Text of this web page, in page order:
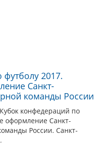
2017.
Санкт-
команды России
конфедераций по
оформление Санкт-
России. Санкт-